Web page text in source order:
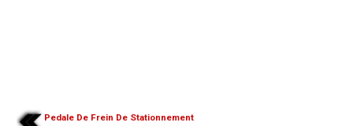
Pedale De Frein De Stationnement